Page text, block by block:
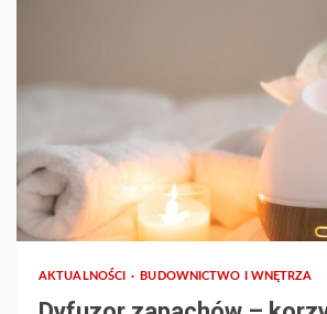
AKTUALNOŚCI BUDOWNICTWO I WNĘTRZA